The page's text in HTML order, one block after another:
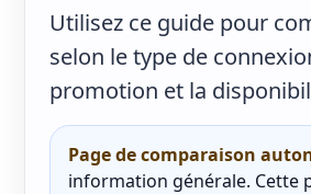
Utilisez ce guide pour
selon le type de
promotion et la
Page de comparaison
information générale. Cette